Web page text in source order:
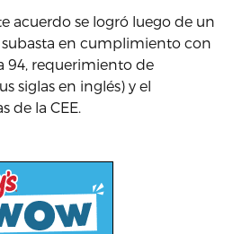
acuerdo se logró luego de un
en cumplimiento con
94, requerimiento de
siglas en inglés) y el
de la CEE.